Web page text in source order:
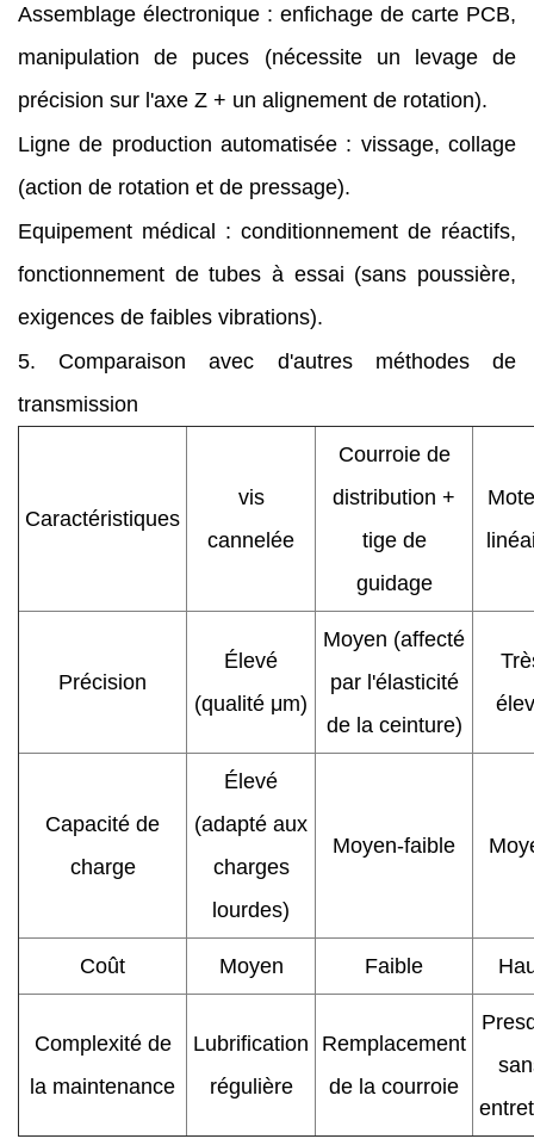
Assemblage électronique : enfichage de carte PCB,
manipulation de puces (nécessite un levage de
précision sur l'axe Z + un alignement de rotation).
Ligne de production automatisée : vissage, collage
(action de rotation et de pressage).
Equipement médical : conditionnement de réactifs,
fonctionnement de tubes à essai (sans poussière,
exigences de faibles vibrations).
5. Comparaison avec d'autres méthodes de
transmission
Caractéristiques
vis
cannelée
Courroie de
distribution +
tige de
guidage
Précision
Élevé
(qualité μm)
Moyen (affecté
par l'élasticité
de la ceinture)
Capacité de
charge
Élevé
(adapté aux
charges
lourdes)
Moyen-faible
Coût Moyen Faible
Complexité de
la maintenance
Lubrification
régulière
Remplacement
de la courroie